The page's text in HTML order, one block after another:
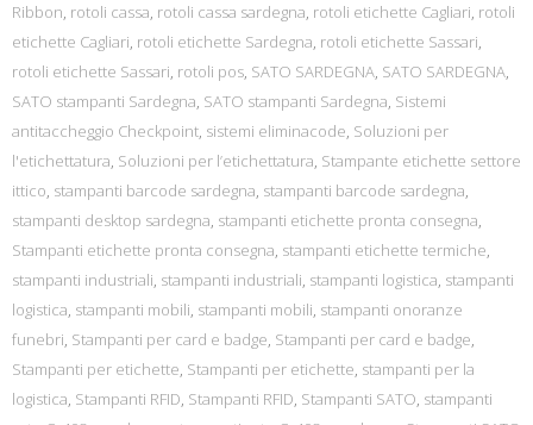
Ribbon, rotoli cassa, rotoli cassa sardegna, rotoli etichette Cagliari, rotoli
etichette Cagliari, rotoli etichette Sardegna, rotoli etichette Sassari,
rotoli etichette Sassari, rotoli pos, SATO SARDEGNA, SATO SARDEGNA,
SATO stampanti Sardegna, SATO stampanti Sardegna, Sistemi
antitaccheggio Checkpoint, sistemi eliminacode, Soluzioni per
l'etichettatura, Soluzioni per l’etichettatura, Stampante etichette settore
ittico, stampanti barcode sardegna, stampanti barcode sardegna,
stampanti desktop sardegna, stampanti etichette pronta consegna,
Stampanti etichette pronta consegna, stampanti etichette termiche,
stampanti industriali, stampanti industriali, stampanti logistica, stampanti
logistica, stampanti mobili, stampanti mobili, stampanti onoranze
funebri, Stampanti per card e badge, Stampanti per card e badge,
Stampanti per etichette, Stampanti per etichette, stampanti per la
logistica, Stampanti RFID, Stampanti RFID, Stampanti SATO, stampanti